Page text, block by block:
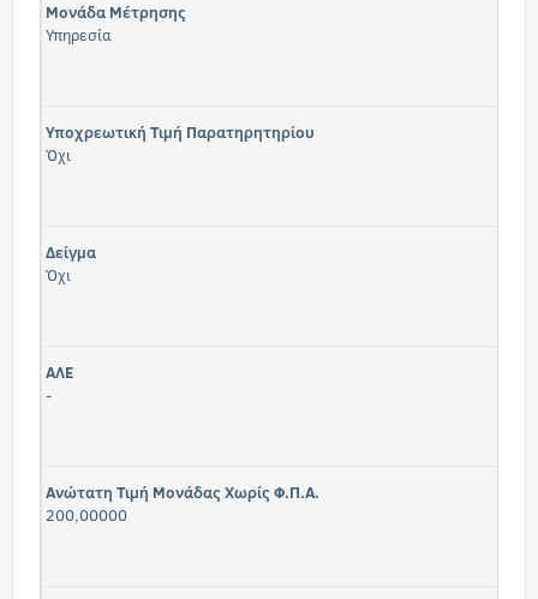
Μονάδα Μέτρησης
Υπηρεσία
Υποχρεωτική Τιμή Παρατηρητηρίου
Όχι
Δείγμα
Όχι
ΑΛΕ
-
Ανώτατη Τιμή Μονάδας Χωρίς Φ.Π.Α.
200,00000